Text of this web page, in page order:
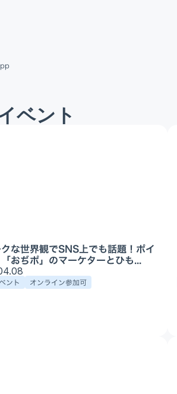
ベント
クな世界観でSNS上でも話題！ポイ
おぢポ」のマーケターとひも...
ント オンライン参加可